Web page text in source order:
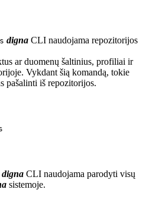
digna CLI naudojama repozitorijos
ar duomenų šaltinius, profiliai ir
Vykdant šią komandą, tokie
pašalinti iš repozitorijos.
digna CLI naudojama parodyti visų
sistemoje.